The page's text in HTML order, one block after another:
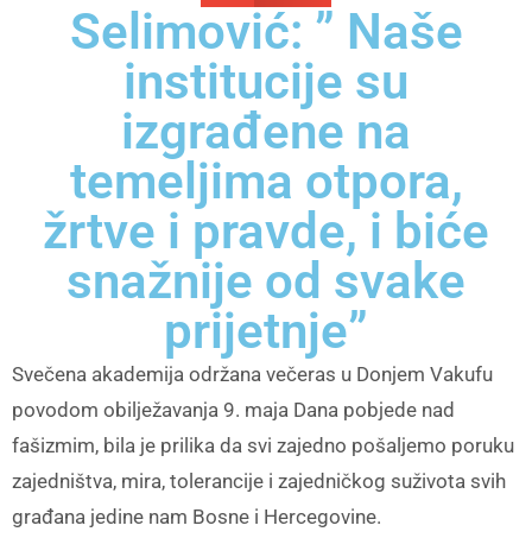
Selimović: ” Naše
institucije su
izgrađene na
temeljima otpora,
žrtve i pravde, i biće
snažnije od svake
prijetnje”
Svečena akademija održana večeras u Donjem Vakufu
povodom obilježavanja 9. maja Dana pobjede nad
fašizmim, bila je prilika da svi zajedno pošaljemo poruku
zajedništva, mira, tolerancije i zajedničkog suživota svih
građana jedine nam Bosne i Hercegovine.